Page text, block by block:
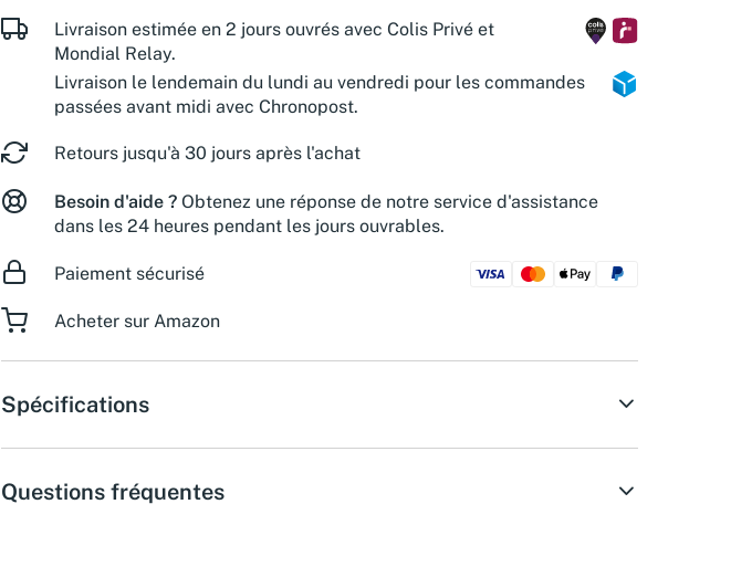
Livraison estimée en 2 jours ouvrés avec Colis Privé et
Mondial Relay.
Livraison le lendemain du lundi au vendredi pour les commandes
passées avant midi avec Chronopost.
Retours jusqu'à 30 jours après l'achat
Besoin d'aide ? Obtenez une réponse de notre service d'assistance
dans les 24 heures pendant les jours ouvrables.
Paiement sécurisé
Acheter sur Amazon
Spécifications
Questions fréquentes